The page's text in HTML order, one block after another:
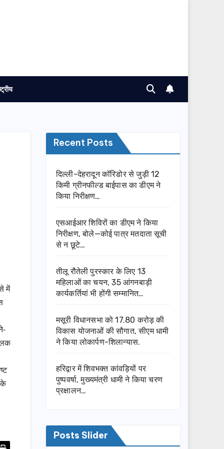
में
के
Recent Posts
दिल्ली-देहरादून कॉरिडोर से जुड़ी 12
किमी ग्रीनफील्ड बाईपास का डीएम ने
किया निरीक्षण…
एसआईआर शिविरों का डीएम ने किया
निरीक्षण, बोले—कोई पात्र मतदाता सूची
से न छूटे…
तीलू रौतेली पुरस्कार के लिए 13
महिलाओं का चयन, 35 आंगनबाड़ी
कार्यकर्तियां भी होंगी सम्मानित…
मसूरी विधानसभा को 17.80 करोड़ की
विकास योजनाओं की सौगात, सीएम धामी
ने किया लोकार्पण-शिलान्यास.
हरिद्वार में शिवभक्त कांवड़ियों पर
पुष्पवर्षा, मुख्यमंत्री धामी ने किया चरण
प्रक्षालन…
Posts Slider